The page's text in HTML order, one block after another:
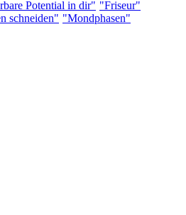
Potential in dir" "Friseur"
schneiden" "Mondphasen"